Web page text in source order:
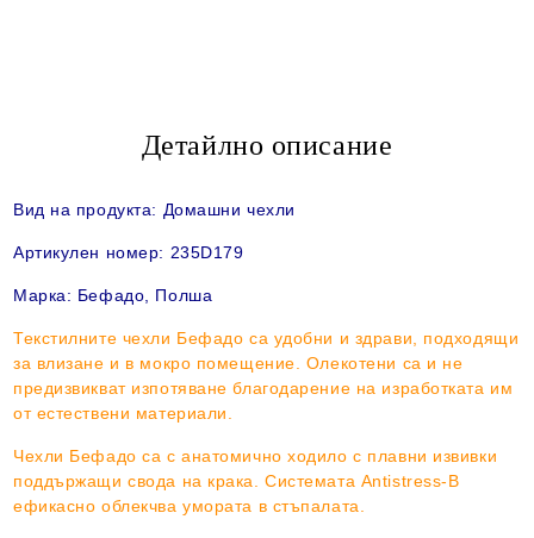
Детайлно описание
Вид на продукта: Домашни чехли
Артикулен номер: 235D179
Марка: Бефадо, Полша
Текстилните чехли Бефадо са удобни и здрави, подходящи
за влизане и в мокро помещение. Олекотени са и не
предизвикват изпотяване благодарение на изработката им
от естествени материали.
Чехли Бефадо са с анатомично ходило с плавни извивки
поддържащи свода на крака. Системата Antistress-B
ефикасно облекчва умората в стъпалата.